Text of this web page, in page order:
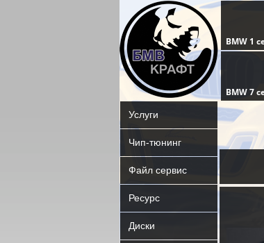
Услуги
Чип-тюнинг
Файл сервис
Ресурс
Диски